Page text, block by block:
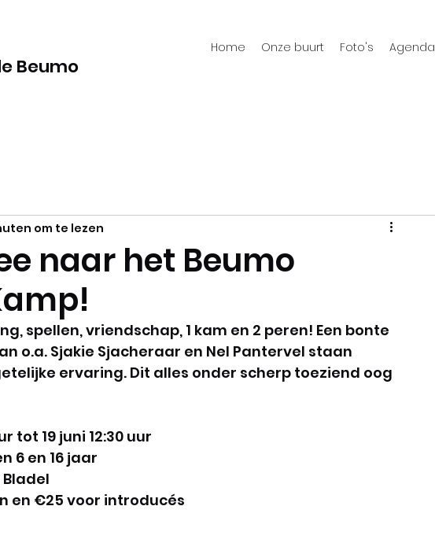
Beumo
Home Onze buurt Foto's Agenda
naar het Beumo
om te lezen
spellen, vriendschap, 1 kam en 2 peren! Een bonte
o.a. Sjakie Sjacheraar en Nel Pantervel staan
ervaring. Dit alles onder scherp toeziend oog
tot 19 juni 12:30 uur
6 en 16 jaar
en €25 voor introducés